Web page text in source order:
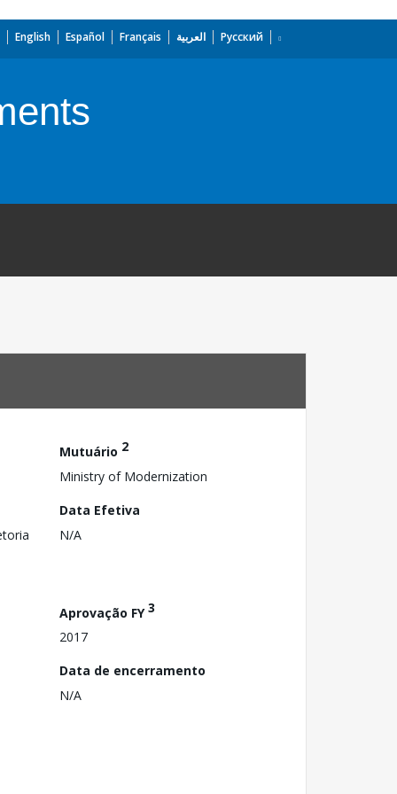
English Español Français العربية Русский
Mutuário 2
Ministry of Modernization
Data Efetiva
N/A
Aprovação FY3
2017
Data de encerramento
N/A